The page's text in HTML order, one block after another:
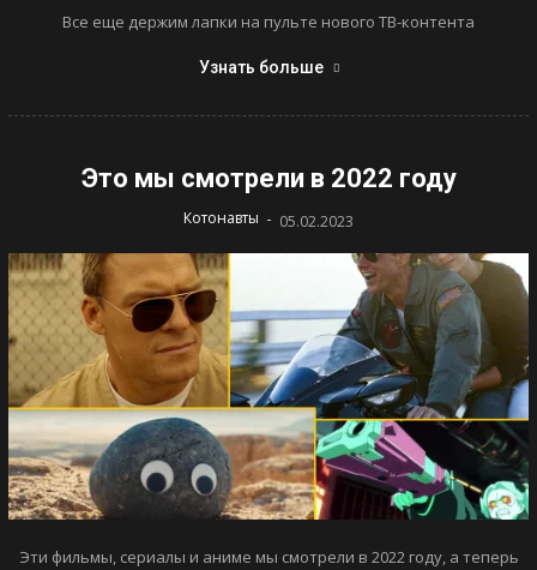
Все еще держим лапки на пульте нового ТВ-контента
Узнать больше
Это мы смотрели в 2022 году
Котонавты - 05.02.2023
Эти фильмы, сериалы и аниме мы смотрели в 2022 году, а теперь